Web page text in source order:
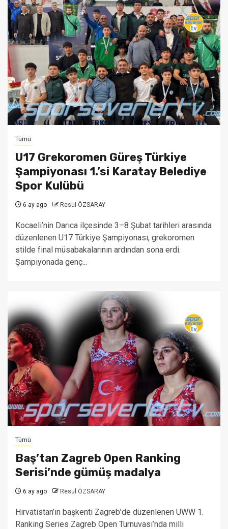
Tümü
U17 Grekoromen Güreş Türkiye
Şampiyonası 1.’si Karatay Belediye
Spor Kulübü
6 ay ago Resul ÖZSARAY
Kocaeli’nin Darıca ilçesinde 3–8 Şubat tarihleri arasında
düzenlenen U17 Türkiye Şampiyonası, grekoromen
stilde final müsabakalarının ardından sona erdi.
Şampiyonada genç...
Tümü
Baş’tan Zagreb Open Ranking
Serisi’nde gümüş madalya
6 ay ago Resul ÖZSARAY
Hırvatistan’ın başkenti Zagreb’de düzenlenen UWW 1.
Ranking Series Zagreb Open Turnuvası’nda milli